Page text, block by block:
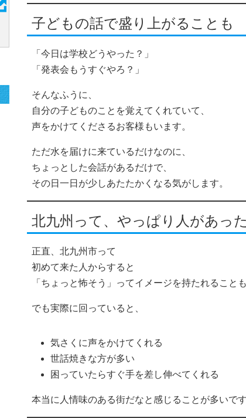
子どもの話で盛り上がることも
「今日は学校どうやった？」
「発表会もうすぐやろ？」
そんなふうに、
自分の子どものことを覚えてくれていて、
声をかけてくださるお客様もいます。
ただ水を届けに来ているだけなのに、
ちょっとした会話があるだけで、
その日一日が少しあたたかくなる気がします。
北九州って、やっぱり人があっ
正直、北九州市って
初めて来た人からすると
「ちょっと怖そう」ってイメージを持たれること
でも実際に回っていると、
気さくに声をかけてくれる
世話焼きな方が多い
困っていたらすぐ手を差し伸べてくれる
本当に人情味のある街だなと感じることが多いです